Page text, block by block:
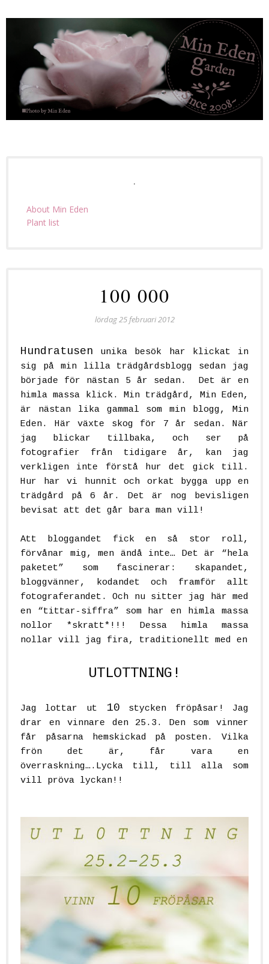
About Min Eden
Plant list
100 000
lördag 25 februari 2012
Hundratusen unika besök har klickat in
sig på min lilla trädgårdsblogg sedan jag
började för nästan 5 år sedan. Det är en
himla massa klick. Min trädgård, Min Eden,
är nästan lika gammal som min blogg, Min
Eden. Här växte skog för 7 år sedan. När
jag blickar tillbaka, och ser på
fotografier från tidigare år, kan jag
verkligen inte förstå hur det gick till.
Hur har vi hunnit och orkat bygga upp en
trädgård på 6 år. Det är nog bevisligen
bevisat att det går bara man vill!
Att bloggandet fick en så stor roll,
förvånar mig, men ändå inte… Det är “hela
paketet” som fascinerar: skapandet,
bloggvänner, kodandet och framför allt
fotograferandet. Och nu sitter jag här med
en “tittar-siffra” som har en himla massa
nollor *skratt* !!! Dessa himla massa
nollar vill jag fira, traditionellt med en
UTLOTTNING!
Jag lottar ut 10 stycken fröpåsar! Jag
drar en vinnare den 25.3. Den som vinner
får påsarna hemskickad på posten. Vilka
frön det är, får vara en
överraskning….Lycka till, till alla som
vill pröva lyckan!!